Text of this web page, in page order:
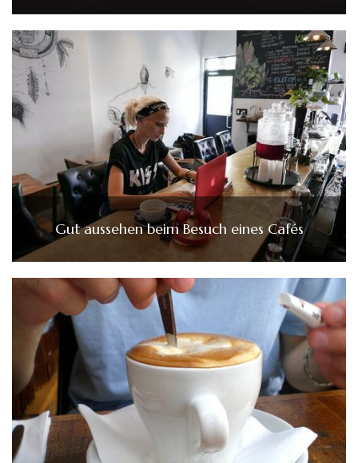
Gut aussehen beim Besuch eines Cafés